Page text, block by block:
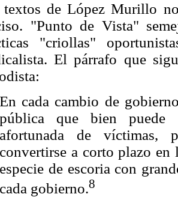
de López Murillo
"Punto de Vista"
"criollas"
El párrafo que
En cada cambio de
pública que bien puede
afortunada de víctimas,
convertirse a corto plazo en
especie de escoria con
cada gobierno.8